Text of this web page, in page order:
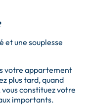
et une souplesse
votre appartement
plus tard, quand
constituez votre
importants.